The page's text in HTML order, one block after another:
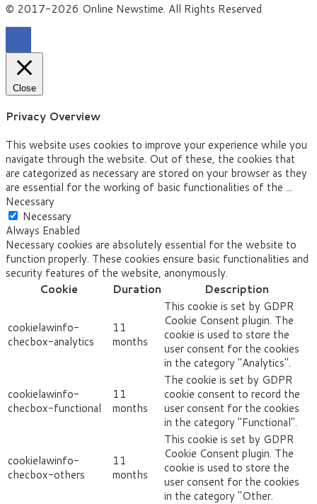
© 2017-2026 Online Newstime. All Rights Reserved
Close
Privacy Overview
This website uses cookies to improve your experience while you
navigate through the website. Out of these, the cookies that
are categorized as necessary are stored on your browser as they
are essential for the working of basic functionalities of the ...
Necessary
Necessary
Always Enabled
Necessary cookies are absolutely essential for the website to
function properly. These cookies ensure basic functionalities and
security features of the website, anonymously.
Cookie
Duration Description
cookielawinfo-
checbox-analytics
11
months
This cookie is set by GDPR
Cookie Consent plugin. The
cookie is used to store the
user consent for the cookies
in the category "Analytics".
cookielawinfo-
checbox-functional
11
months
The cookie is set by GDPR
cookie consent to record the
user consent for the cookies
in the category "Functional".
cookielawinfo-
checbox-others
11
months
This cookie is set by GDPR
Cookie Consent plugin. The
cookie is used to store the
user consent for the cookies
in the category "Other.